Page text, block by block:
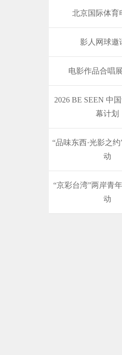
北京国际体育
影人网球邀
电影作品合唱
2026 BE SEEN 中
幕计划
“品味东西·光影之
动
“京彩台湾”两岸青
动